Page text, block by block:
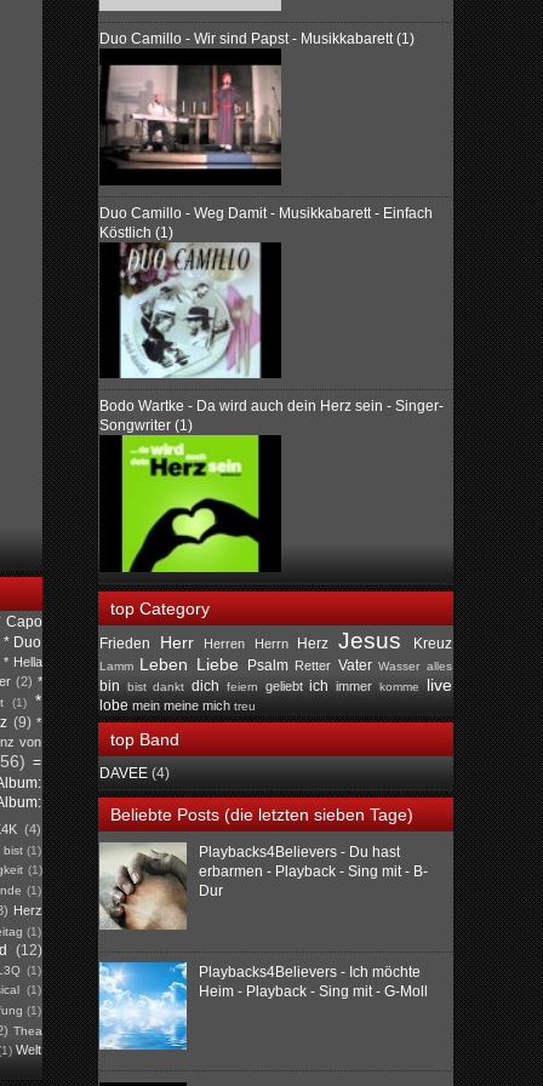
Capo
* Duo
* Hella
(2) *
(1) *
(9) *
von
=
(4)
bist (1)
(1)
(1)
Herz
(1)
(12)
(1)
(1)
(1)
Thea
Welt
Duo Camillo - Wir sind Papst - Musikkabarett (1)
Duo Camillo - Weg Damit - Musikkabarett - Einfach
Köstlich (1)
Bodo Wartke - Da wird auch dein Herz sein - Singer-
Songwriter (1)
top Category
Frieden Herr Herren Herrn Herz Jesus Kreuz
Lamm Leben Liebe Psalm Retter Vater Wasser alles
bin bist dankt dich feiern geliebt ich immer komme live
lobe mein meine mich treu
top Band
DAVEE (4)
Beliebte Posts (die letzten sieben Tage)
Playbacks4Believers - Du hast
erbarmen - Playback - Sing mit - B-
Dur
Playbacks4Believers - Ich möchte
Heim - Playback - Sing mit - G-Moll